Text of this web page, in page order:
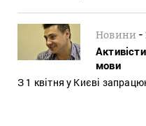
Новини -
мови
З 1 квітня у Києві